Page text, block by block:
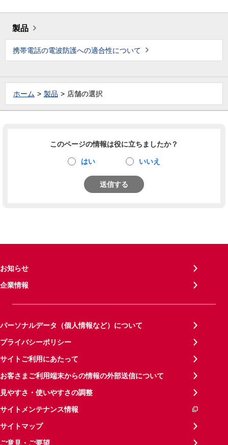
製品
携帯電話の電波防護への適合性について
ホーム 製品 店舗の選択
このページの情報は役に立ちましたか？
はい いいえ
送信する
お知らせ
企業情報
パーソナルデータ（個人情報など）について
プライバシーポリシー
サイトご利用にあたって
お客さまご利用端末からの情報の外部送信について
見やすさ・使いやすさの調整
サイトメンテナンス情報
サイトマップ
ご意見・ご要望